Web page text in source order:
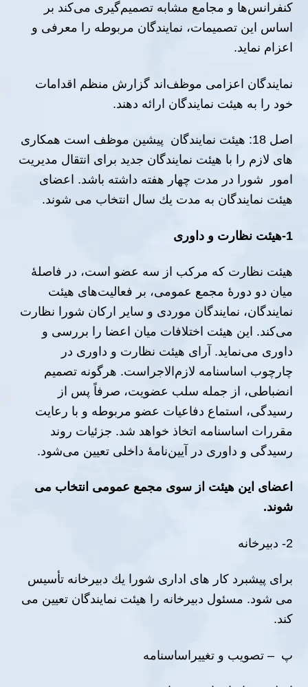
کنفرانس‌ها و مجامع مشابه تصمیم‌گیری می‌کند بر
اساس این تصمیمات، نمایندگان مربوطه را معرفی و
اعزام نماید.
نمایندگان اعزامی موظف‌اند گزارش منظم اقدامات
خود را به هیئت نمایندگان ارائه دهند.
اصل 18: ھیئت نمایندگان پیشین موظف است ھمکاری
ھای لازم را با ھیئت نمایندگان جدید برای انتقال مدیریت
امور شورا در مدت چھار ھفته داشته باشد. اعضاى
ھیئت نمایندگان به مدت یك سال انتخاب مى شوند.
1- ھیئت نظارت و داوری
هیئت نظارت که مرکب از سه عضو است، در فاصلهٔ
میان دو دورهٔ مجمع عمومی، بر فعالیت‌های هیئت
نمایندگان، نمایندگان موردی و سایر ارکان شورا نظارت
می‌کند. این هیئت اختلافات میان اعضا را بررسی و
داوری می‌نماید. آرای هیئت نظارت و داوری در
چارچوب اساسنامه لازم‌الاجراست. هرگونه تصمیم
انضباطی، از جمله سلب عضویت، صرفاً پس از
رسیدگی، استماع دفاعیات عضو مربوطه و با رعایت
مقررات اساسنامه اتخاذ خواهد شد. جزئیات روند
رسیدگی و داوری در آیین‌نامهٔ داخلی تعیین می‌شود.
اعضاى این ھیئت از سوی مجمع عمومى انتخاب مى
شوند.
2- دبیرخانه
براى پیشبرد كار ھاى ادارى شورا یك دبیرخانه تأسیس
مى شود. مسئول دبیرخانه را ھیئت نمایندگان تعیین مى
كند.
پ – تصویب و تغییراساسنامه